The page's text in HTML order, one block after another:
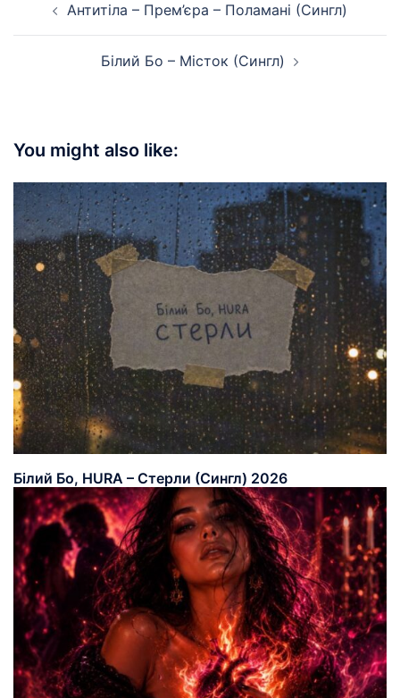
navigation
Антитіла – Прем’єра – Поламані (Сингл)
Білий Бо – Місток (Сингл)
You might also like:
Білий Бо, HURA – Стерли (Сингл) 2026